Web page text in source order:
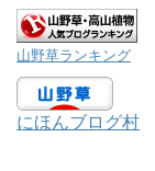
山野草ランキング
にほんブログ村